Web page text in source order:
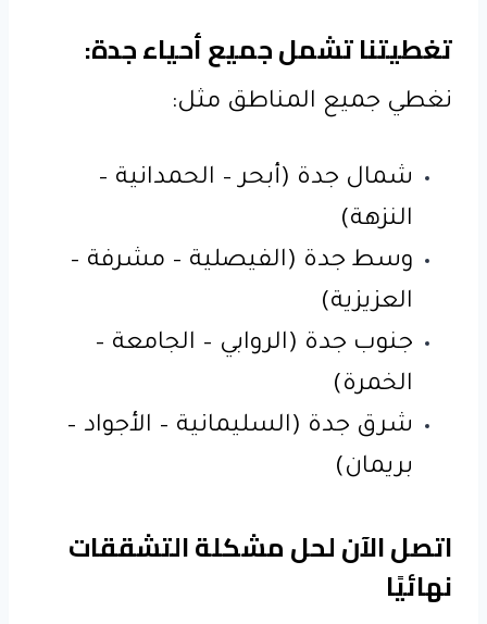
تغطيتنا تشمل جميع أحياء جدة:
نغطي جميع المناطق مثل:
شمال جدة (أبحر – الحمدانية –
النزهة)
وسط جدة (الفيصلية – مشرفة –
العزيزية)
جنوب جدة (الروابي – الجامعة –
الخمرة)
شرق جدة (السليمانية – الأجواد –
بريمان)
اتصل الآن لحل مشكلة التشققات
نهائيًا